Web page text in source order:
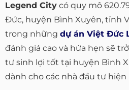
Legend City có quy mô
Đức, huyện Bình Xuyên, tỉnh
trong những dự án Việt Đức
đánh giá cao và hứa hẹn sẽ
tư sinh lợi tốt tại huyện Bình
dành cho các nhà đầu tư hiện